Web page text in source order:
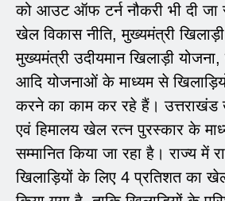
को आउट ऑफ टर्न नौकरी भी दी जा
खेल विकास नीति, मुख्यमंत्री खिलाड़ी
मुख्यमंत्री उदीयमान खिलाड़ी
आदि योजनाओं के माध्यम से
करने का काम कर रहे हैं। उत्तराखंड
एवं हिमालय खेल रत्न पुरस्कार के
सम्मानित किया जा रहा है। राज्य में
खिलाड़ियों के लिए 4 प्रतिशत का